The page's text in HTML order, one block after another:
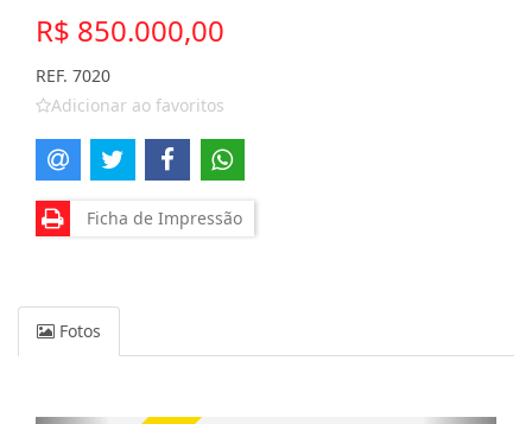
R$ 850.000,00
REF. 7020
Adicionar ao favoritos
Ficha de Impressão
Fotos